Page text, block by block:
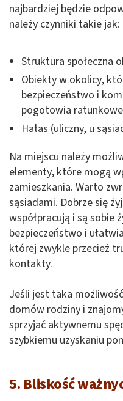
najbardziej będzie
należy czynniki takie jak:
Struktura społeczna
Obiekty w okolicy,
bezpieczeństwo i
pogotowia
Hałas (uliczny, u
Na miejscu należy
elementy, które mogą
zamieszkania. Warto
sąsiadami. Dobrze się
współpracują i są sobie
bezpieczeństwo i
której zwykle przecież
kontakty.
Jeśli jest taka
domów rodziny i
sprzyjać aktywnemu
szybkiemu uzyskaniu
5. Bliskość